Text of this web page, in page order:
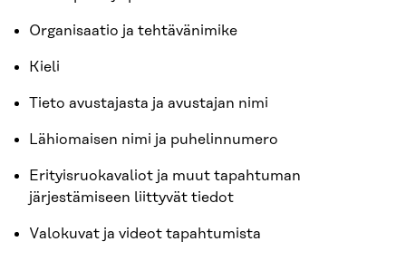
Organisaatio ja tehtävänimike
Kieli
Tieto avustajasta ja avustajan nimi
Lähiomaisen nimi ja puhelinnumero
Erityisruokavaliot ja muut tapahtuman
järjestämiseen liittyvät tiedot
Valokuvat ja videot tapahtumista